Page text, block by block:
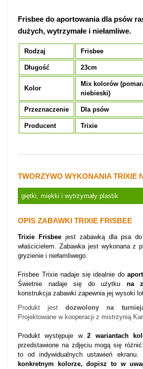
Frisbee do aportowania dla psów
dużych, wytrzymałe i niełamliwe.
Rodzaj Frisbee
Długość 23cm
Kolor
Mix kolorów
niebieski)
Przeznaczenie Dla psów
Producent Trixie
TWORZYWO WYKONANIA TRIXIE
giętki, miękki i wytrzymały plastik
OPIS ZABAWKI TRIXIE FRISBEE
Trixie Frisbeejest zabawką dla psa do
właścicielem. Zabawka jest wykonana z
gryzienie i niełamliwego.
Frisbee Trixie nadaje się idealnie do
Świetnie nadaje się do użytku na
konstrukcja zabawki zapewnia jej wysoki
Produkt jestdozwolony na
Projektowane w kooperacji z mistrzynią
Produkt występuje w2 wariantach
przedstawione na zdjęciu mogą się
to od indywidualnych ustawień ekranu.
konkretnym kolorze, dopisz to w